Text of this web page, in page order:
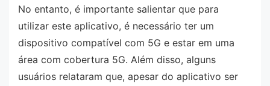
No entanto, é importante salientar que para
utilizar este aplicativo, é necessário ter um
dispositivo compatível com 5G e estar em uma
área com cobertura 5G. Além disso, alguns
usuários relataram que, apesar do aplicativo ser